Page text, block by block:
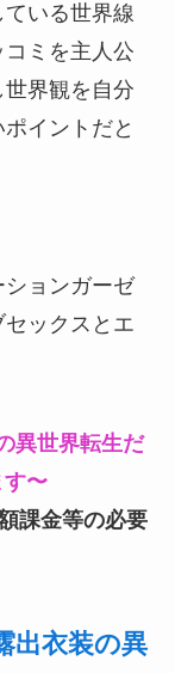
いる世界線
ミを主人公
界観を自分
イントだと
ョンガーゼ
ックスとエ
異世界転生だ
す〜
課金等の必要
出衣装の異